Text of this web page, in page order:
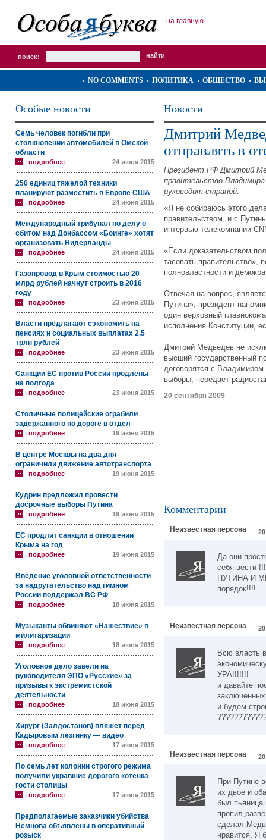
на главную
поиск:
NO COMMENTS ПОЛИТИКА ОБЩЕСТВО
Особые новости
Семь человек погибли при
столкновении автомобилей в Омской
области
подробнее 24 июня 2015
250 единиц тяжелой техники
планируют разместить в Европе США
подробнее 24 июня 2015
Международный трибунал по делу о
сбитом над Донбассом «Боинге» хотят
организовать Нидерланды
подробнее 24 июня 2015
Газопровод в Крым стоимостью 20
млрд рублей начнут строить в 2016
году
подробнее 23 июня 2015
Власти предлагают сэкономить на
пенсиях и социальных выплатах 2,5
трлн рублей
подробнее 23 июня 2015
Санкции ЕС против России продлены
на полгода
подробнее 23 июня 2015
Столичные полицейские ограбили
задержанного по дороге в отдел
подробнее 19 июня 2015
В центре Москвы на два дня
ограничили движение автотранспорта
подробнее 19 июня 2015
Кудрин предложил провести
досрочные выборы Путина
подробнее 19 июня 2015
ЕС продлит санкции в отношении
Крыма на год
подробнее 19 июня 2015
Введение уголовной ответственности
за надругательство над гимном
России поддержал ВС РФ
подробнее 18 июня 2015
Музыканты обвиняют «Нашествие» в
милитаризации
подробнее 18 июня 2015
Уголовное дело завели на
руководителя ЭПО «Русские» за
призывы к экстремистской
деятельности
подробнее 18 июня 2015
Хирург (Залдостанов) пляшет перед
Кадыровым лезгинку — видео
подробнее 17 июня 2015
По семь лет колонии строгого режима
получили укравшие дорогого котенка
гости столицы
подробнее 17 июня 2015
Предполагаемые заказчики убийства
Немцова объявлены в оперативный
розыск
Новости
Дмитрий
отправлять в
Президент РФ Дмитрий
правительство
руководит страной.
«Я не собираюсь этого
правительством, и с
интервью телекомпании
«Если доказательством
тасовать правительство»,
полновластности и
Отвечая на вопрос,
Путина», президент
один верховный
исполнения Конституции,
Дмитрий Медведев не
высший государственный
договорятся с
выборы, передает
20 сентября 2009
Комментарии
Неизвестная персона
Да они
себя вести
ПУТИНА И
порядок!!!!
Неизвестная персона
Всю власть
УРА!!!!!!!
и давайте
и будем
Неизвестная персона
При Путине
их двое и
был пьяница
нравится. Я